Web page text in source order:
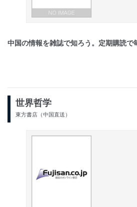
中国の情報を雑誌で知ろう。定期購読で
世界哲学
東方書店（中国直送）